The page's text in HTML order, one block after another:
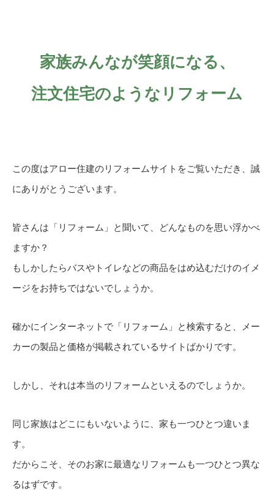
家族みんなが笑顔になる、
注文住宅のようなリフォーム
この度はアロー住建のリフォームサイトをご覧いただき、誠
にありがとうございます。
皆さんは「リフォーム」と聞いて、どんなものを思い浮かべ
ますか？
もしかしたらバスやトイレなどの商品をはめ込むだけのイメ
ージをお持ちではないでしょうか。
確かにインターネットで「リフォーム」と検索すると、
メー
カーの製品と価格が掲載されているサイトばかりです。
しかし、それは本当のリフォームといえるのでしょうか。
同じ家族はどこにもいないように、家も一つひとつ違いま
す。
だからこそ、そのお家に最適なリフォームも一つひとつ異な
るはずです。